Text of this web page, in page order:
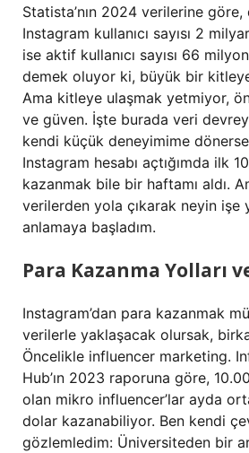
Statista’nın 2024 verilerine
Instagram kullanıcı sayısı 2
ise aktif kullanıcı sayısı 66
demek oluyor ki, büyük bir
Ama kitleye ulaşmak yetmiyor,
ve güven. İşte burada veri
kendi küçük deneyimime
Instagram hesabı açtığımda ilk
kazanmak bile bir haftamı aldı.
verilerden yola çıkarak neyin işe
anlamaya başladım.
Para Kazanma Yolları
Instagram’dan para kazanmak
verilerle yaklaşacak olursak,
Öncelikle influencer marketing.
Hub’ın 2023 raporuna göre,
olan mikro influencer’lar ayda
dolar kazanabiliyor. Ben kendi
gözlemledim: Üniversiteden bir